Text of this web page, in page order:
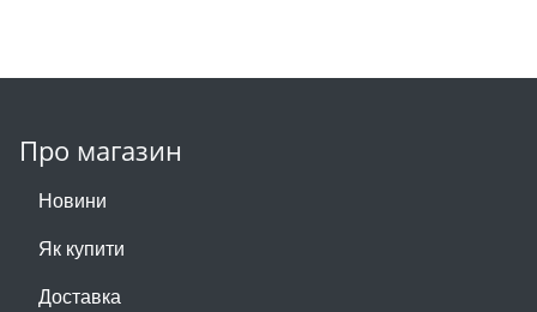
Про магазин
Новини
Як купити
Доставка